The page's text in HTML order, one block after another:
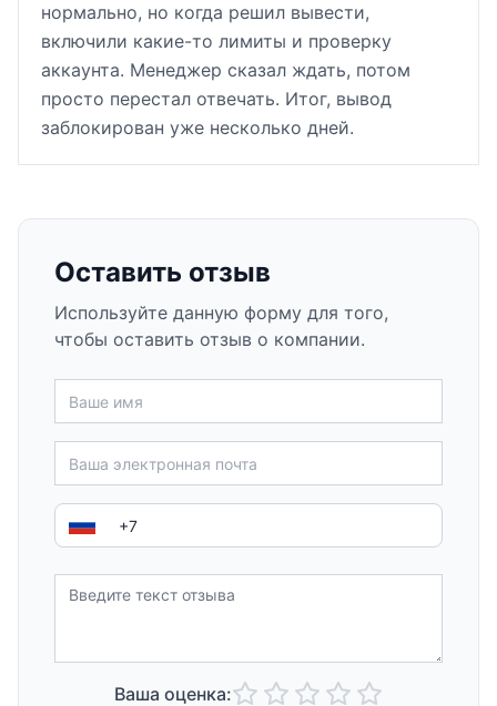
нормально, но когда решил вывести,
включили какие-то лимиты и проверку
аккаунта. Менеджер сказал ждать, потом
просто перестал отвечать. Итог, вывод
заблокирован уже несколько дней.
Оставить отзыв
Используйте данную форму для того,
чтобы оставить отзыв о компании.
Ваша оценка: